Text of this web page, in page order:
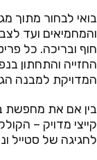
לִפְתִיחַת
תַּפְרִיט
הֵנְּגִישׁוּת
לְחַץ
ALT+0
בואי לבחור מתוך
והמחמיאים ועד
חוף ובריכה. כל
החזייה והתחתון
המדויקת למבנה
בין אם את מחפשת
קייצי מדויק –
לחגיגה של סטייל